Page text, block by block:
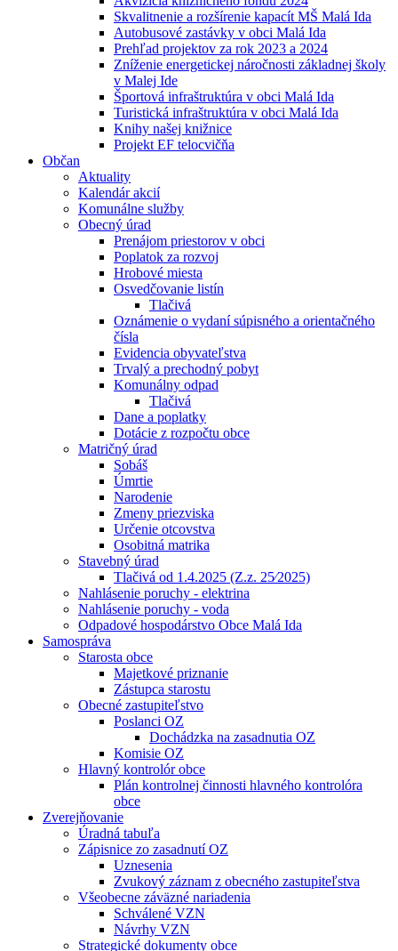
Skvalitnenie a rozšírenie kapacít MŠ Malá Ida
Autobusové zastávky v obci Malá Ida
Prehľad projektov za rok 2023 a 2024
Zníženie energetickej náročnosti základnej školy
v Malej Ide
Športová infraštruktúra v obci Malá Ida
Turistická infraštruktúra v obci Malá Ida
Knihy našej knižnice
Projekt EF telocvičňa
Občan
Aktuality
Kalendár akcií
Komunálne služby
Obecný úrad
Prenájom priestorov v obci
Poplatok za rozvoj
Hrobové miesta
Osvedčovanie listín
Tlačivá
Oznámenie o vydaní súpisného a orientačného
čísla
Evidencia obyvateľstva
Trvalý a prechodný pobyt
Komunálny odpad
Tlačivá
Dane a poplatky
Dotácie z rozpočtu obce
Matričný úrad
Sobáš
Úmrtie
Narodenie
Zmeny priezviska
Určenie otcovstva
Osobitná matrika
Stavebný úrad
Tlačivá od 1.4.2025 (Z.z. 25⁄2025)
Nahlásenie poruchy - elektrina
Nahlásenie poruchy - voda
Odpadové hospodárstvo Obce Malá Ida
Samospráva
Starosta obce
Majetkové priznanie
Zástupca starostu
Obecné zastupiteľstvo
Poslanci OZ
Dochádzka na zasadnutia OZ
Komisie OZ
Hlavný kontrolór obce
Plán kontrolnej činnosti hlavného kontrolóra
obce
Zverejňovanie
Úradná tabuľa
Zápisnice zo zasadnutí OZ
Uznesenia
Zvukový záznam z obecného zastupiteľstva
Všeobecne záväzné nariadenia
Schválené VZN
Návrhy VZN
Strategické dokumenty obce